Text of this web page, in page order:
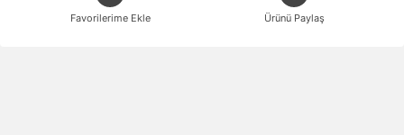
Favorilerime Ekle Ürünü Paylaş